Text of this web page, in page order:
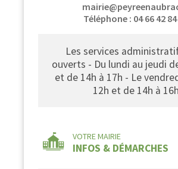
Les services
ouverts - Du lundi au jeudi
et de 14h à 17h - Le
12h et de 14h à 16h
Téléphone : 04 66 42
VOTRE MAIRIE
INFOS & DÉMARCHES